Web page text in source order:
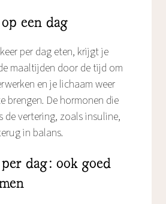
een dag
per dag eten, krijgt je
maaltijden door de tijd om
en je lichaam weer
brengen. De hormonen die
de vertering, zoals insuline,
in balans.
dag: ook goed